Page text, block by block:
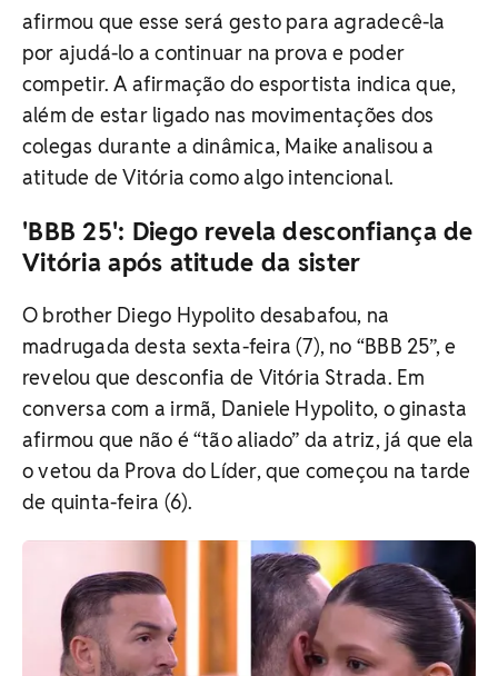
afirmou que esse será gesto para agradecê-la
por ajudá-lo a continuar na prova e poder
competir. A afirmação do esportista indica que,
além de estar ligado nas movimentações dos
colegas durante a dinâmica, Maike analisou a
atitude de Vitória como algo intencional.
'BBB 25': Diego revela desconfiança de
Vitória após atitude da sister
O brother Diego Hypolito desabafou, na
madrugada desta sexta-feira (7), no “BBB 25”, e
revelou que desconfia de Vitória Strada. Em
conversa com a irmã, Daniele Hypolito, o ginasta
afirmou que não é “tão aliado” da atriz, já que ela
o vetou da Prova do Líder, que começou na tarde
de quinta-feira (6).